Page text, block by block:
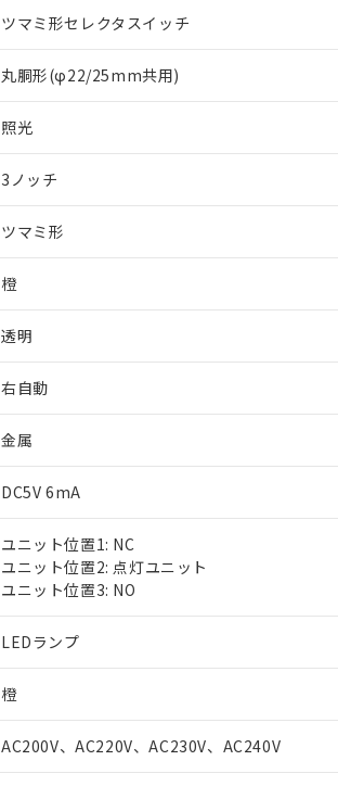
ツマミ形セレクタスイッチ
丸胴形(φ22/25mm共用)
照光
3ノッチ
ツマミ形
橙
透明
右自動
金属
DC5V 6mA
ユニット位置1: NC
ユニット位置2: 点灯ユニット
ユニット位置3: NO
LEDランプ
橙
AC200V、AC220V、AC230V、AC240V